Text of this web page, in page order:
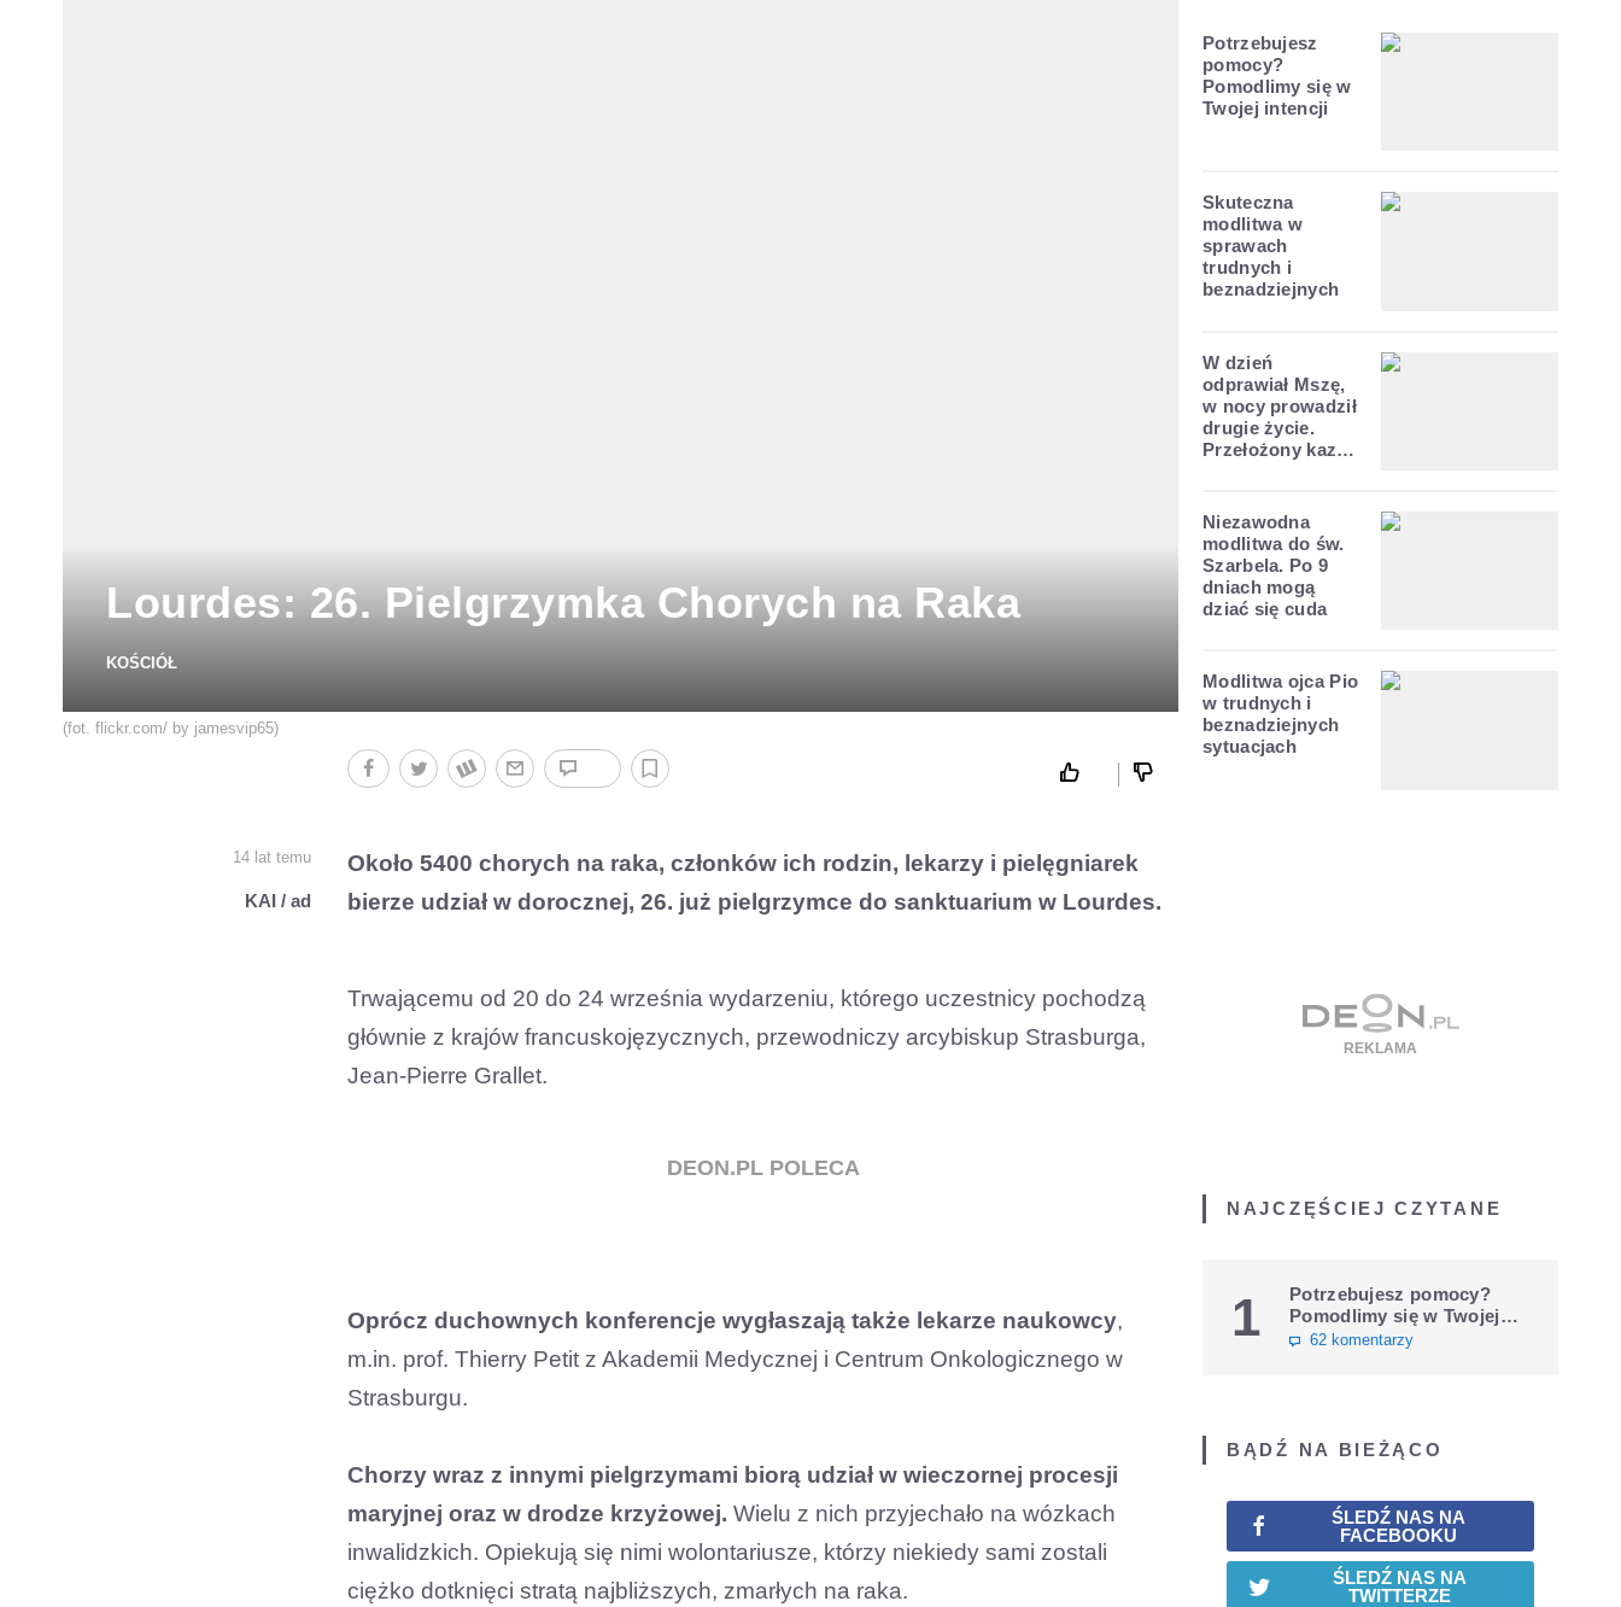
Lourdes: 26. Pielgrzymka Chorych na Raka
KOŚCIÓŁ
(fot. flickr.com/ by jamesvip65)
14 lat temu
KAI / ad
Około 5400 chorych na raka, członków ich rodzin, lekarzy i pielęgniarek
bierze udział w dorocznej, 26. już pielgrzymce do sanktuarium w Lourdes.
Trwającemu od 20 do 24 września wydarzeniu, którego uczestnicy pochodzą
głównie z krajów francuskojęzycznych, przewodniczy arcybiskup Strasburga,
Jean-Pierre Grallet.
DEON.PL POLECA
Oprócz duchownych konferencje wygłaszają także lekarze naukowcy,
m.in. prof. Thierry Petit z Akademii Medycznej i Centrum Onkologicznego w
Strasburgu.
Chorzy wraz z innymi pielgrzymami biorą udział w wieczornej procesji
maryjnej oraz w drodze krzyżowej. Wielu z nich przyjechało na wózkach
inwalidzkich. Opiekują się nimi wolontariusze, którzy niekiedy sami zostali
ciężko dotknięci stratą najbliższych, zmarłych na raka.
Potrzebujesz
pomocy?
Pomodlimy się w
Twojej intencji
Skuteczna
modlitwa w
sprawach
trudnych i
beznadziejnych
W dzień
odprawiał Mszę,
w nocy prowadził
drugie życie.
Przełożony kazał
Niezawodna
modlitwa do św.
Szarbela. Po 9
dniach mogą
dziać się cuda
Modlitwa ojca Pio
w trudnych i
beznadziejnych
sytuacjach
NAJCZĘŚCIEJ CZYTANE
1
Potrzebujesz pomocy?
Pomodlimy się w Twojej
intencji
62 komentarzy
BĄDŹ NA BIEŻĄCO
ŚLEDŹ NAS NA
FACEBOOKU
ŚLEDŹ NAS NA
TWITTERZE